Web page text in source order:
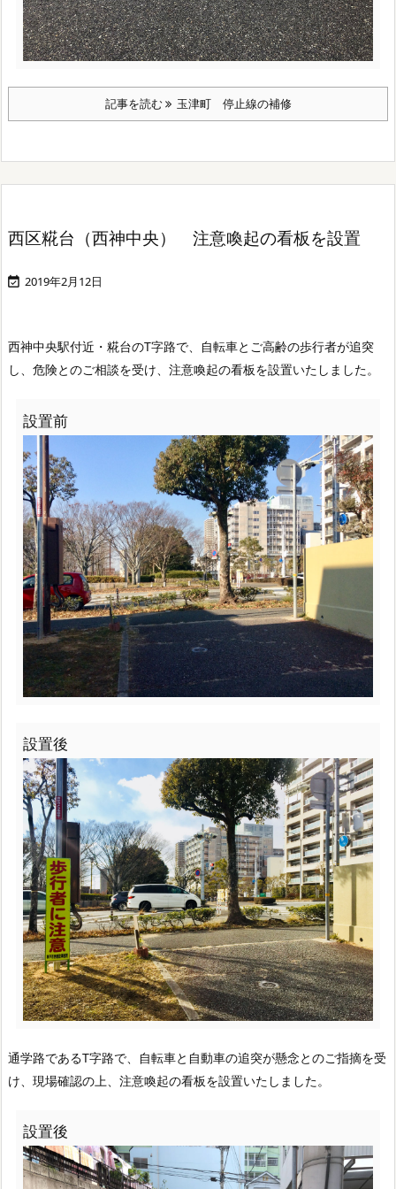
記事を読む 玉津町 停止線の補修
西区糀台（西神中央） 注意喚起の看板を設置
 2019年2月12日
西神中央駅付近・糀台のT字路で、自転車とご高齢の歩行者が追突
し、危険とのご相談を受け、注意喚起の看板を設置いたしました。
設置前
設置後
通学路であるT字路で、自転車と自動車の追突が懸念とのご指摘を受
け、現場確認の上、注意喚起の看板を設置いたしました。
設置後